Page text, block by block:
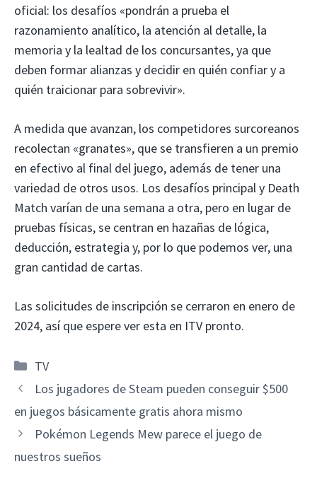
oficial: los desafíos «pondrán a prueba el
razonamiento analítico, la atención al detalle, la
memoria y la lealtad de los concursantes, ya que
deben formar alianzas y decidir en quién confiar y a
quién traicionar para sobrevivir».
A medida que avanzan, los competidores surcoreanos
recolectan «granates», que se transfieren a un premio
en efectivo al final del juego, además de tener una
variedad de otros usos. Los desafíos principal y Death
Match varían de una semana a otra, pero en lugar de
pruebas físicas, se centran en hazañas de lógica,
deducción, estrategia y, por lo que podemos ver, una
gran cantidad de cartas.
Las solicitudes de inscripción se cerraron en enero de
2024, así que espere ver esta en ITV pronto.
Categorías
TV
Los jugadores de Steam pueden conseguir $500
en juegos básicamente gratis ahora mismo
Pokémon Legends Mew parece el juego de
nuestros sueños